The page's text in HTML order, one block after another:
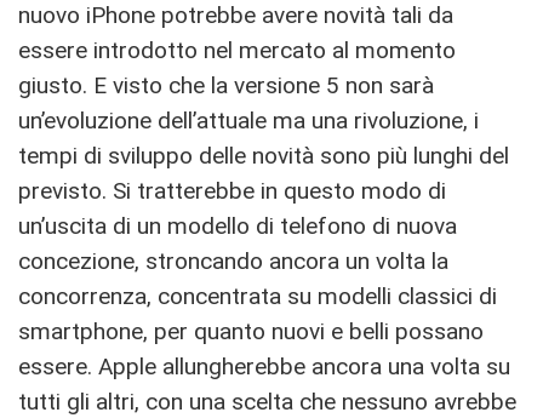
nuovo iPhone potrebbe avere novità tali da
essere introdotto nel mercato al momento
giusto. E visto che la versione 5 non sarà
un’evoluzione dell’attuale ma una rivoluzione, i
tempi di sviluppo delle novità sono più lunghi del
previsto. Si tratterebbe in questo modo di
un’uscita di un modello di telefono di nuova
concezione, stroncando ancora un volta la
concorrenza, concentrata su modelli classici di
smartphone, per quanto nuovi e belli possano
essere. Apple allungherebbe ancora una volta su
tutti gli altri, con una scelta che nessuno avrebbe